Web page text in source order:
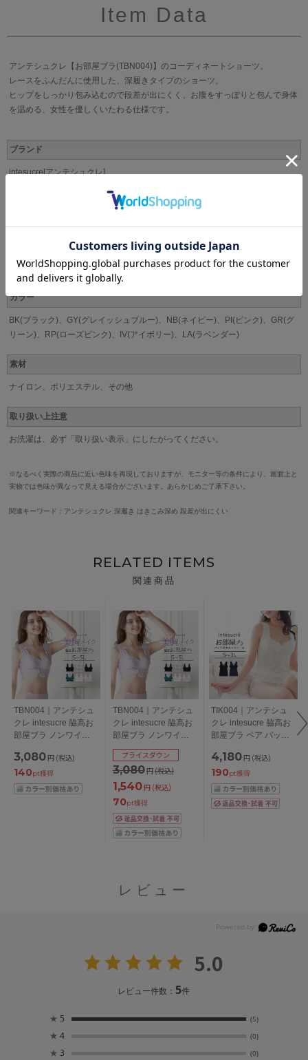
Item Data
アンテシュクレ【お部屋ブラ(TBN004)】のコーディネートショーツ。
レースをふんだんに使用した、深履きタイプのショーツ。
ヒップをしっかり包み込むので段差が出にくく、お腹をすっぽりと包んで身体
を温める、女性を優しくいたわる仕様です。
ブランド
intesucre[アンテシュクレ]
M(ヒップ87-95cm)
3L(ヒップ102-110cm)
カラー
BK(ブラック)、GY(グレイッシュブルー)、NB(ネイビー)、PI(ピンク)、GR(グ
リーン)、RP(ローズピンク)、IV(アイボリー)、LA(ラベンダー)
素材
ナイロン、ポリエステル、その他
取り扱い上注意
お洗濯は、必ず「取り扱い表示」にしたがってください。
※なるべく実際の商品に近い色味を再現しておりますが、モニター等の条件により、画面上と
実物では色味が異なって見える場合がございます。あらかじめご了承下さい。
関連キーワード：アンテシュクレ 深履き はきこみ深め 段差が出にくい
RELATED ITEMS
関連商品
TBN004｜アンテシュ
クレ intesucre 脇高お
部屋ブラ ノンワイヤ
付きハーフトップ ナ
イトブラ 小さいサイ
ズ 大きいサイズ S-
M/M-L/L-LL/LL-3L/3L-
3,080 円 (税込)
140pt獲得
TBN004｜アンテシュ
クレ intesucre 脇高お
部屋ブラ ノンワイヤ
ーブラジャー カップ
付きハーフトップ ナ
イトブラ 小さいサイ
ズ 大きいサイズ S-
M/M-L/L-LL/LL-3L/3L-
4L/4L-5L
3,080円(税込)
プライスダウン
1,540円 (税込)
70pt獲得
TIK004｜アンテシュ
クレ intesucre 脇高お
部屋ブラ ペア パッド
S/M/L/LL/3L
4,180 円 (税込)
190pt獲得
レビュー
5.0
レビュー件数： 5件
★ 5 (5)
★ 4 (0)
★ 3 (0)